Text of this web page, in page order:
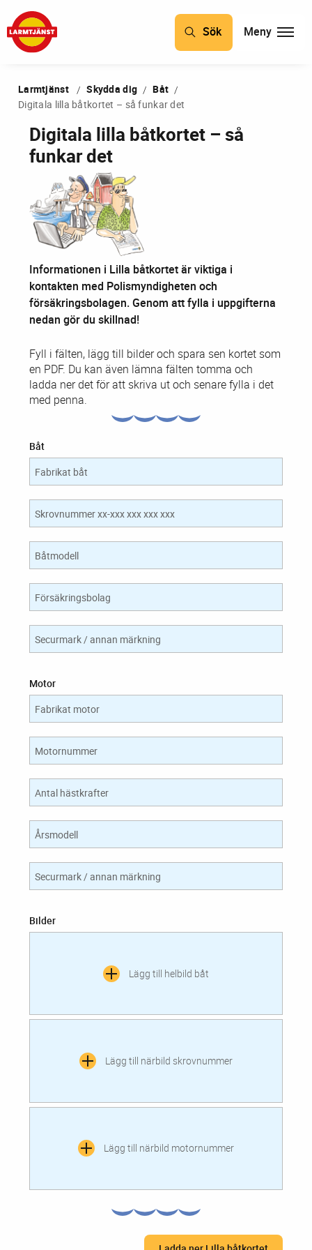
ENTREPRENADMASKINER
FORDON
HYRA HUSBIL ELLER HUSVAGN
HÄLERI OCH GOD TRO
KLOCKOR
MOTORCYKEL OCH MOPED
SKYDDA DIG MOT INBROTT
STÖLDTIPSET
Sök Meny
Larmtjänst Skydda dig
Båt
Digitala lilla båtkortet – så funkar det
Digitala lilla båtkortet – så
funkar det
Informationen i Lilla båtkortet är viktiga i
kontakten med Polismyndigheten och
försäkringsbolagen. Genom att fylla i uppgifterna
nedan gör du skillnad!
Fyll i fälten, lägg till bilder och spara sen kortet som
en PDF. Du kan även lämna fälten tomma och
ladda ner det för att skriva ut och senare fylla i det
med penna.
Båt
Fabrikat båt
Skrovnummer xx-xxx xxx xxx xxx
Båtmodell
Försäkringsbolag
Securmark / annan märkning
Motor
Fabrikat motor
Motornummer
Antal hästkrafter
Årsmodell
Securmark / annan märkning
Bilder
Lägg till helbild båt
Lägg till närbild skrovnummer
Lägg till närbild motornummer